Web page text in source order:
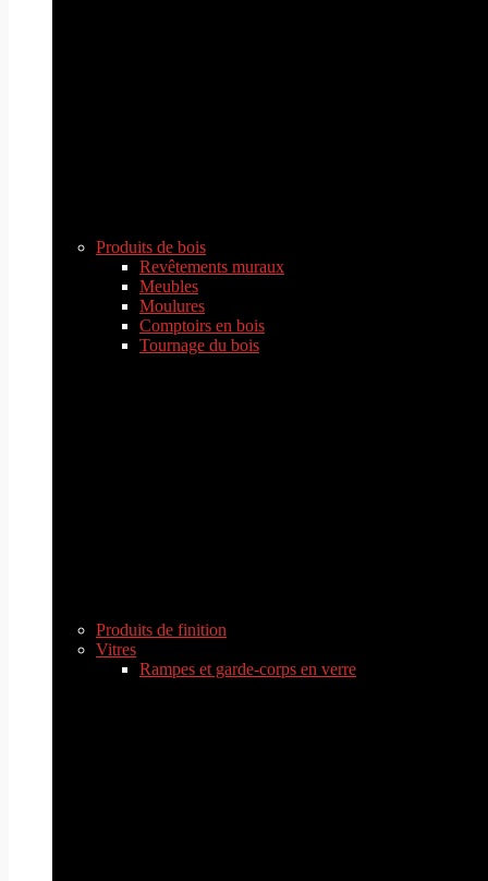
Produits de bois
Revêtements muraux
Meubles
Moulures
Comptoirs en bois
Tournage du bois
Produits de finition
Vitres
Rampes et garde-corps en verre